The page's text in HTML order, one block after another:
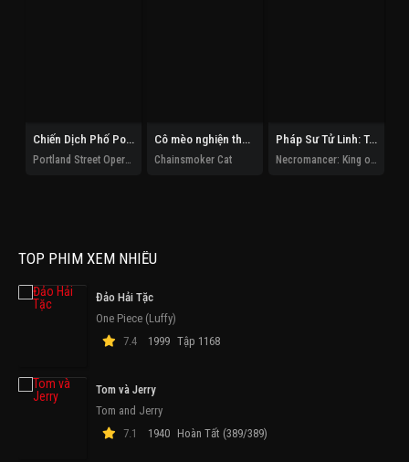
Chiến Dịch Phố Portland Cô mèo nghiện thuốc lá
Chainsmoker Cat
Pháp Sư Tử Linh: Ta Chính Là Thiên Tai
TOP PHIM XEM NHIỀU
Đảo Hải Tặc
One Piece (Luffy)
7.4
1999 Tập 1168
Tom và Jerry
Tom and Jerry
7.1
1940 Hoàn Tất (389/389)